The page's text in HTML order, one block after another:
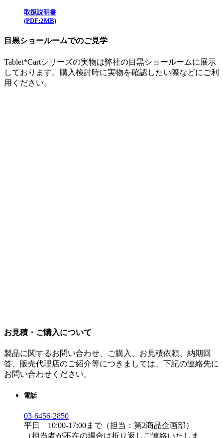
取扱説明書
(PDF:2MB)
目黒ショールームでのご見学
Tablet*Cartシリーズの実物は弊社の目黒ショールームに展示
しております。購入検討時に実物を確認したい際などにご利
用ください。
お見積・ご購入について
製品に関するお問い合わせ、ご購入、お見積依頼、納期回
答、販売代理店のご紹介等につきましては、下記の連絡先に
お問い合わせください。
電話
03-6456-2850
平日 10:00-17:00まで（担当：第2商品企画部）
（担当者が不在の場合は折り返しご連絡いたしま